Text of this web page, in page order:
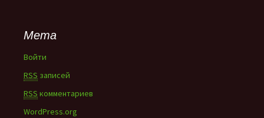
Мета
Войти
RSS записей
RSS комментариев
WordPress.org